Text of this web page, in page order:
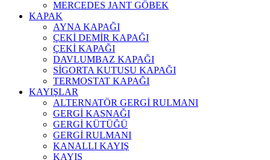
MERCEDES JANT GÖBEK
KAPAK
AYNA KAPAĞI
ÇEKİ DEMİR KAPAĞI
ÇEKİ KAPAĞI
DAVLUMBAZ KAPAĞI
SİGORTA KUTUSU KAPAĞI
TERMOSTAT KAPAĞI
KAYIŞLAR
ALTERNATÖR GERGİ RULMANI
GERGİ KASNAĞI
GERGİ KÜTÜĞÜ
GERGİ RULMANI
KANALLI KAYIŞ
KAYIŞ